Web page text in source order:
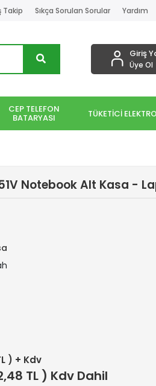
Takip Sıkça Sorulan Sorular Yardım
Giriş
Üye Ol
CEP TELEFON
BATARYASI TÜKETİCİ
Notebook Alt Kasa -
) + Kdv
TL ) Kdv Dahil